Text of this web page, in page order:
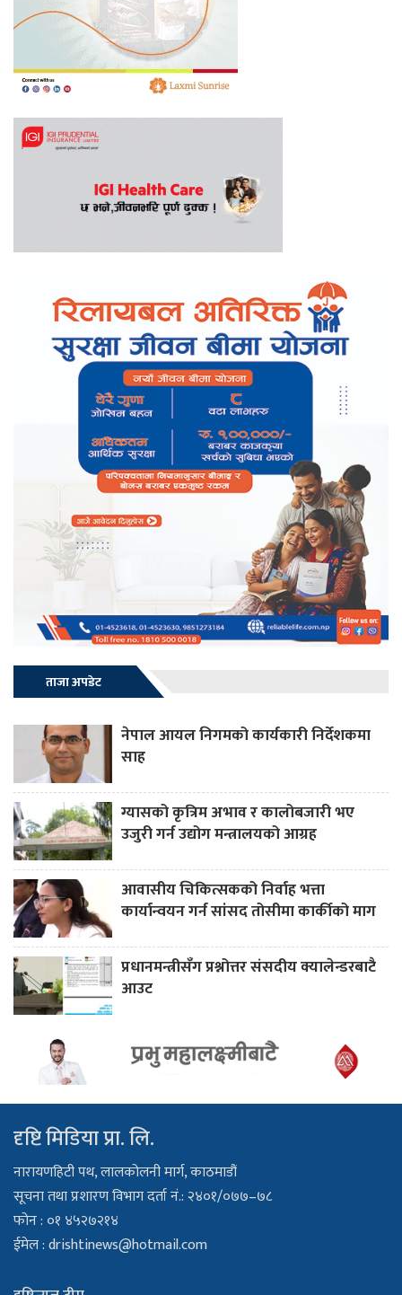
ताजा अपडेट
नेपाल आयल निगमको कार्यकारी निर्देशकमा
साह
ग्यासको कृत्रिम अभाव र कालोबजारी भए
उजुरी गर्न उद्योग मन्त्रालयको आग्रह
आवासीय चिकित्सकको निर्वाह भत्ता
कार्यान्वयन गर्न सांसद तोसीमा कार्कीको माग
प्रधानमन्त्रीसँग प्रश्नोत्तर संसदीय क्यालेन्डरबाटै
आउट
दृष्टि मिडिया प्रा. लि.
नारायणहिटी पथ, लालकोलनी मार्ग, काठमाडौं
सूचना तथा प्रशारण विभाग दर्ता नं.: २४०१/०७७–७८
फोन : ०१ ४५२७२१४
ईमेल :drishtinews@hotmail.com